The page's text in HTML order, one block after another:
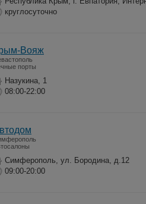
круглосуточно
Вояж
порты
Назукина, 1
08:00-22:00
Симферополь, ул. Бородина, д.12
09:00-20:00